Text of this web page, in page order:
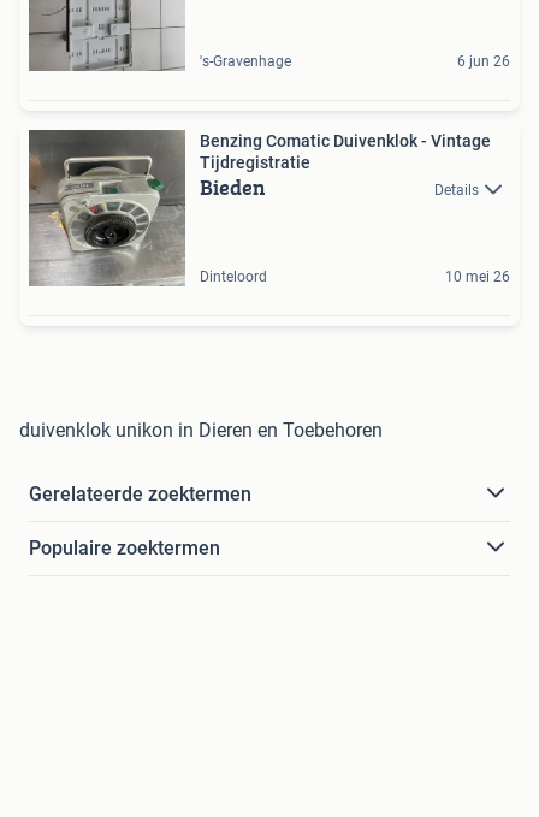
's-Gravenhage 6 jun 26
Benzing Comatic Duivenklok - Vintage
Tijdregistratie
Bieden Details
Dinteloord 10 mei 26
duivenklok unikon in Dieren en Toebehoren
Gerelateerde zoektermen
Populaire zoektermen